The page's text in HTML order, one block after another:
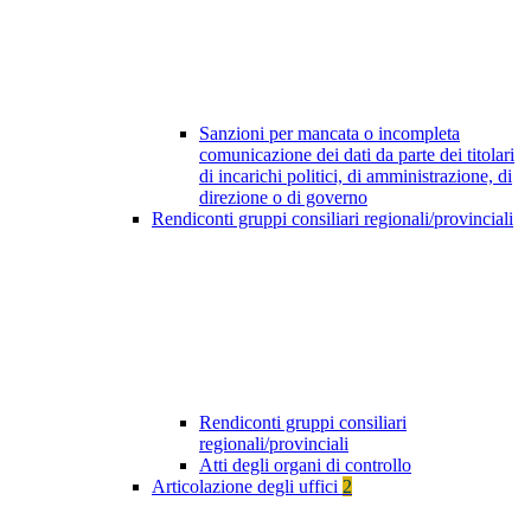
Sanzioni per mancata o incompleta
comunicazione dei dati da parte dei titolari
di incarichi politici, di amministrazione, di
direzione o di governo
Rendiconti gruppi consiliari regionali/provinciali
Rendiconti gruppi consiliari
regionali/provinciali
Atti degli organi di controllo
Articolazione degli uffici 2